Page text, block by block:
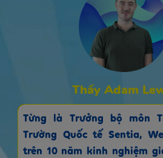
Thầy Adam
Từng là Trưởng bộ môn
Trường Quốc tế Sentia,
trên 10 năm kinh nghiệm